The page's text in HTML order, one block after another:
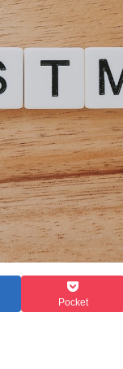
Pocket